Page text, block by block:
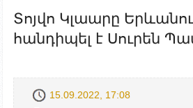
Տոյվո Կլաարը
հանդիպել է Սուրեն
15.09.2022, 17:08